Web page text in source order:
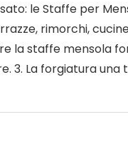
le Staffe per
rimorchi,
la staffe mensola
3. La forgiatura